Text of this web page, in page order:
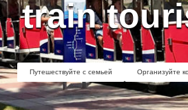
train
Путешествуйте с семьей Организуйте